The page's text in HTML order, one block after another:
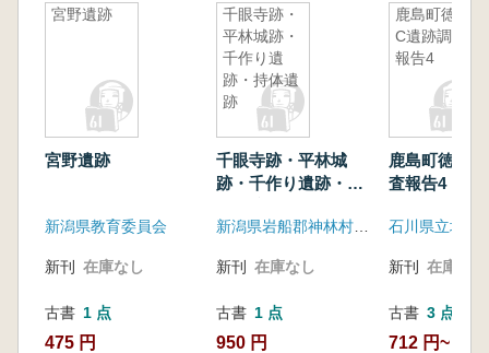
宮野遺跡
宮野遺跡
新潟県教育委員会
新刊 在庫なし
古書 1 点
475 円
千眼寺跡・
平林城跡・
千作り遺
跡・持体遺
跡
千眼寺跡・平林城
跡・千作り遺跡・持
新刊 在庫なし
古書 1 点
950 円
鹿島町徳前
C遺跡調査
報告4
鹿島町徳前C
査報告4
新刊 在庫なし
古書 3 点
712 円~